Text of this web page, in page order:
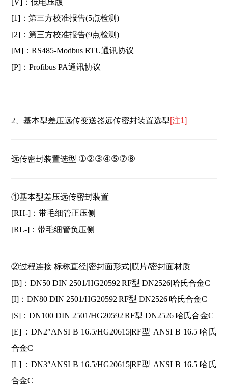
[1]：第三方校准报告(5点检测)
[2]：第三方校准报告(9点检测)
[M]：RS485-Modbus RTU通讯协议
[P]：Profibus PA通讯协议
2、基本型差压远传变送器远传密封装置选型[注1]
远传密封装置选型 ①②③④⑤⑦⑧
①基本型差压远传密封装置
[RH-]：带毛细管正压侧
[RL-]：带毛细管负压侧
②过程连接 标称直径|密封面形式|膜片/密封面材质
[B]：DN50 DIN 2501/HG20592|RF型 DN2526|哈氏合金C
[I]：DN80 DIN 2501/HG20592|RF型 DN2526|哈氏合金C
[S]：DN100 DIN 2501/HG20592|RF型 DN2526 哈氏合金C
[E]：DN2″ANSI B 16.5/HG20615|RF型 ANSI B 16.5|哈氏
合金C
[L]：DN3″ANSI B 16.5/HG20615|RF型 ANSI B 16.5|哈氏
合金C